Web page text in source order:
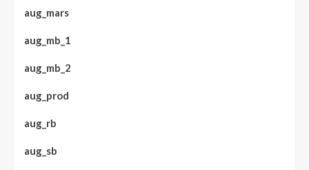
aug_mars
aug_mb_1
aug_mb_2
aug_prod
aug_rb
aug_sb